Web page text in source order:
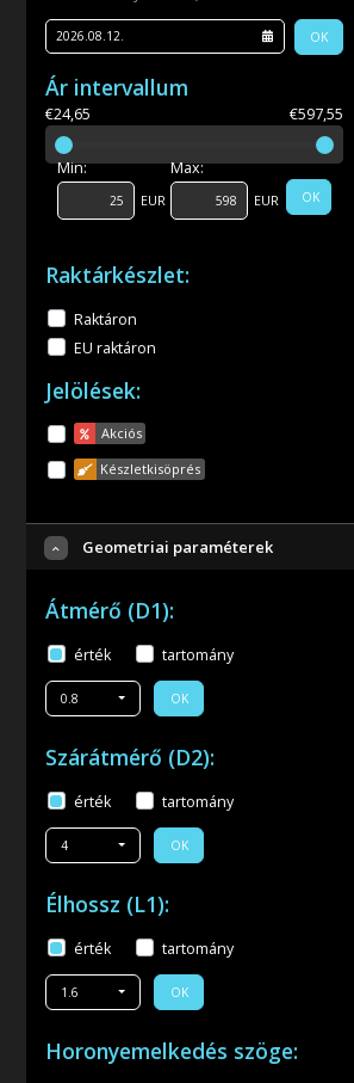
OK
Ár intervallum
€24,65 €597,55
Min:
EUR
Max:
EUR OK
Raktárkészlet:
Raktáron
EU raktáron
Jelölések:
Akciós
Készletkisöprés
Geometriai paraméterek
Átmérő (D1):
érték tartomány
0.8 OK
Szárátmérő (D2):
érték tartomány
4 OK
Élhossz (L1):
érték tartomány
1.6 OK
Horonyemelkedés szöge: